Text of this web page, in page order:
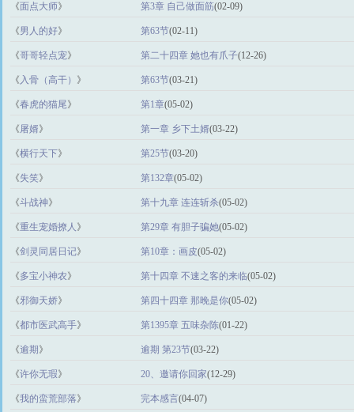
《面点大师》 第3章 自己做面筋(02-09)
《男人的好》 第63节(02-11)
《哥哥轻点宠》 第二十四章 她也有爪子(12-26)
《 入骨（高干） 》 第63节(03-21)
《春虎的猫尾》 第1章(05-02)
《屠婿》 第一章 乡下土婿(03-22)
《横行天下》 第25节(03-20)
《失笑》 第132章(05-02)
《斗战神》 第十九章 连连斩杀(05-02)
《重生宠婚撩人 》 第29章 有胆子骗她(05-02)
《剑灵同居日记》 第10章：画皮(05-02)
《多宝小神农》 第十四章 不速之客的来临(05-02)
《邪御天娇》 第四十四章 那晚是你(05-02)
《都市医武高手》 第1395章 五味杂陈(01-22)
《逾期 》 逾期 第23节(03-22)
《许你无瑕》 20、邀请你回家(12-29)
《我的蛮荒部落》 完本感言(04-07)